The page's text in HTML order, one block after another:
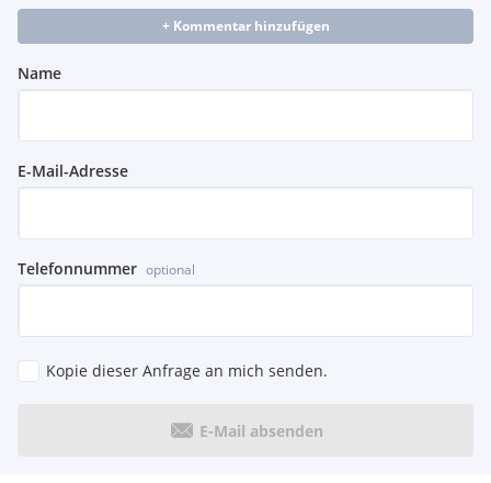
+ Kommentar hinzufügen
Name
E-Mail-Adresse
Telefonnummer optional
Kopie dieser Anfrage an mich senden.
E-Mail absenden